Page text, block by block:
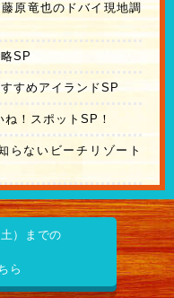
原竜也のドバイ現地調
SP
すめアイランドSP
！スポットSP！
らないビーチリゾート
）までの
ら